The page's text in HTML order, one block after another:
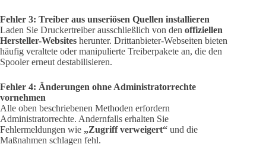
Fehler 3: Treiber aus unseriösen Quellen installieren
Laden Sie Druckertreiber ausschließlich von den offiziellen
Hersteller-Websites herunter. Drittanbieter-Webseiten bieten
häufig veraltete oder manipulierte Treiberpakete an, die den
Spooler erneut destabilisieren.
Fehler 4: Änderungen ohne Administratorrechte
vornehmen
Alle oben beschriebenen Methoden erfordern
Administratorrechte. Andernfalls erhalten Sie
Fehlermeldungen wie „Zugriff verweigert“ und die
Maßnahmen schlagen fehl.